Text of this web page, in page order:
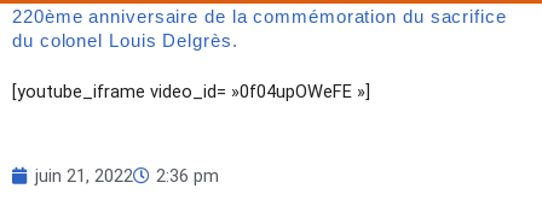
220ème anniversaire de la commémoration du sacrifice
du colonel Louis Delgrès.
[youtube_iframe video_id= »0f04upOWeFE »]
juin 21, 2022 2:36 pm